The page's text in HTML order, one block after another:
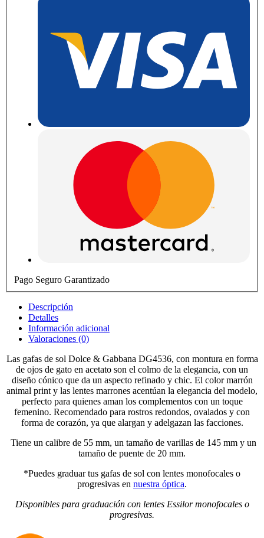
Pago Seguro Garantizado
Descripción
Detalles
Información adicional
Valoraciones (0)
Las gafas de sol Dolce & Gabbana DG4536, con montura en forma
de ojos de gato en acetato son el colmo de la elegancia, con un
diseño cónico que da un aspecto refinado y chic. El color marrón
animal print y las lentes marrones acentúan la elegancia del modelo,
perfecto para quienes aman los complementos con un toque
femenino. Recomendado para rostros redondos, ovalados y con
forma de corazón, ya que alargan y adelgazan las facciones.
Tiene un calibre de 55 mm, un tamaño de varillas de 145 mm y un
tamaño de puente de 20 mm.
*Puedes graduar tus gafas de sol con lentes monofocales o
progresivas en nuestra óptica.
Disponibles para graduación con lentes Essilor monofocales o
progresivas.